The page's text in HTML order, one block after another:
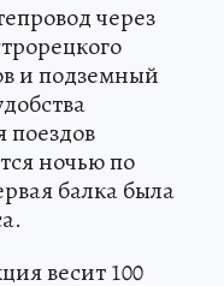
через
и подземный
поездов
ночью по
балка была
весит 100